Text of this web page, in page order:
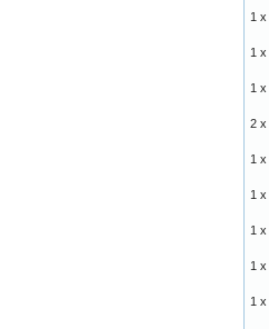
1 x
1 x
1 x
2 x
1 x
1 x
1 x
1 x
1 x